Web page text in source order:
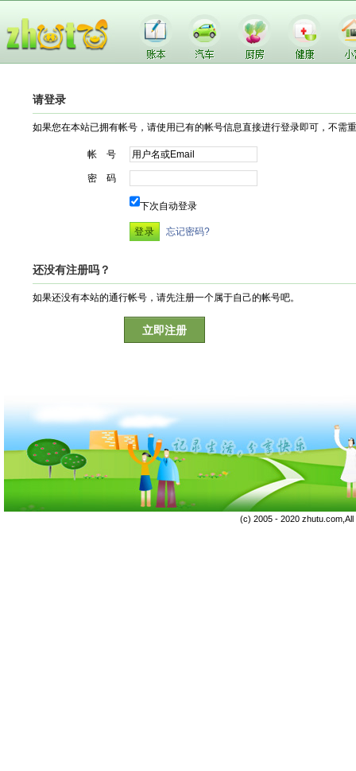
请登录
如果您在本站已拥有帐号，请使用已有的帐号信息直接进行登录即可，不需
帐 号
密 码
下次自动登录
忘记密码?
还没有注册吗？
如果还没有本站的通行帐号，请先注册一个属于自己的帐号吧。
立即注册
(c) 2005 - 2020